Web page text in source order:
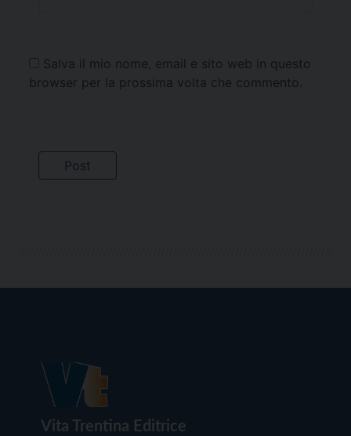
Salva il mio nome, email e sito web in questo
browser per la prossima volta che commento.
Vita Trentina Editrice